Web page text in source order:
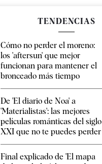
TENDENCIAS
Cómo no perder el moreno:
los 'aftersun' que mejor
funcionan para mantener el
bronceado más tiempo
De 'El diario de Noa' a
'Materialistas': las mejores
películas románticas del siglo
XXI que no te puedes perder
Final explicado de 'El mapa